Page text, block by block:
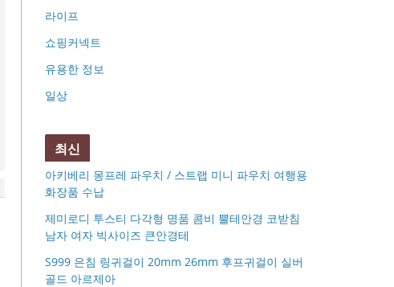
라이프
쇼핑커넥트
유용한 정보
일상
최신
아키베리 몽프레 파우치 / 스트랩 미니 파우치 여행용
화장품 수납
제미로디 투스티 다각형 명품 콤비 뿔테안경 코받침
남자 여자 빅사이즈 큰안경테
S999 은침 링귀걸이 20mm 26mm 후프귀걸이 실버
골드 아르제아